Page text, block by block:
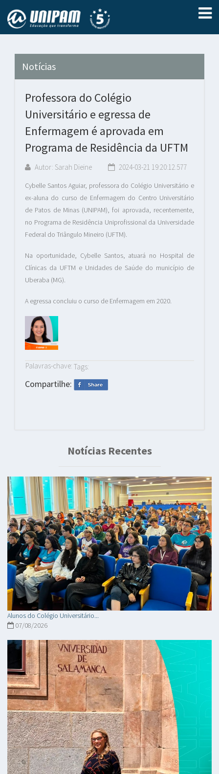
Notícias
Professora do Colégio
Universitário e egressa de
Enfermagem é aprovada em
Programa de Residência da UFTM
Autor: Sarah Dieine 2024-03-21 19:20:12.577
Cybelle Santos Aguiar, professora do Colégio Universitário e
ex-aluna do curso de Enfermagem do Centro Universitário
de Patos de Minas (UNIPAM), foi aprovada, recentemente,
no Programa de Residência Uniprofissional da Universidade
Federal do Triângulo Mineiro (UFTM).
Na oportunidade, Cybelle Santos, atuará no Hospital de
Clínicas da UFTM e Unidades de Saúde do município de
Uberaba (MG).
A egressa concluiu o curso de Enfermagem em 2020.
Palavras-chave: Tags:
Compartilhe:
Notícias Recentes
Alunos do Colégio Universitário...
07/08/2026